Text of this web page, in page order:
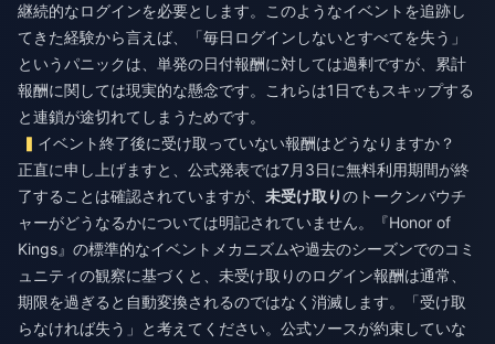
継続的なログインを必要とします。このようなイベントを追跡し
てきた経験から言えば、「毎日ログインしないとすべてを失う」
というパニックは、単発の日付報酬に対しては過剰ですが、累計
報酬に関しては現実的な懸念です。これらは1日でもスキップする
と連鎖が途切れてしまうためです。
イベント終了後に受け取っていない報酬はどうなりますか？
正直に申し上げますと、公式発表では7月3日に無料利用期間が終
了することは確認されていますが、 未受け取りのトークンバウチ
ャーがどうなるかについては明記されていません。『Honor of
Kings』の標準的なイベントメカニズムや過去のシーズンでのコミ
ュニティの観察に基づくと、未受け取りのログイン報酬は通常、
期限を過ぎると自動変換されるのではなく消滅します。「受け取
らなければ失う」と考えてください。公式ソースが約束していな